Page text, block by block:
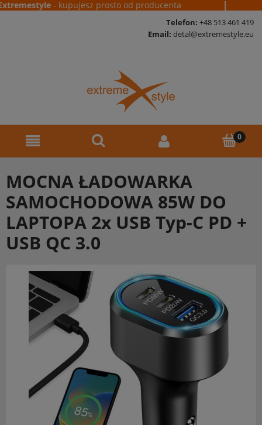
- kupujesz prosto od producenta
Telefon: +48 513 461 419
Email: detal@extremestyle.eu
MOCNA ŁADOWARKA
SAMOCHODOWA 85W DO
LAPTOPA 2x USB Typ-C PD +
USB QC 3.0